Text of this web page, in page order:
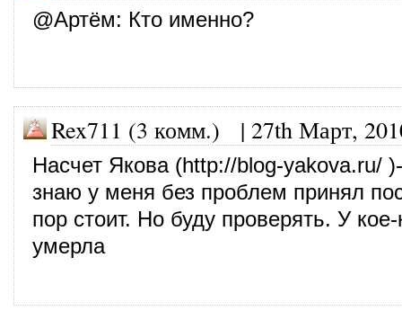
@Артём: Кто именно?
Rex711 (3 комм.) | 27th Март,
Насчет Якова (http://blog-yakova.ru/
знаю у меня без проблем принял
пор стоит. Но буду проверять. У кое-
умерла